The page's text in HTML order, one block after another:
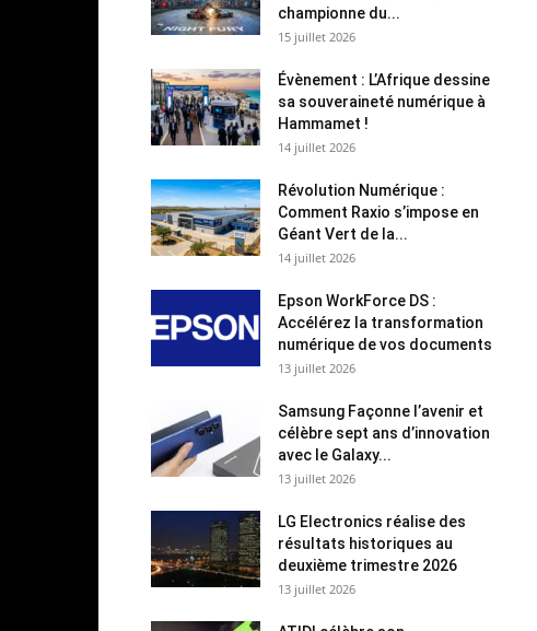
championne du...
15 juillet 2026
Évènement : L’Afrique dessine
sa souveraineté numérique à
Hammamet !
14 juillet 2026
Révolution Numérique :
Comment Raxio s’impose en
Géant Vert de la...
14 juillet 2026
Epson WorkForce DS :
Accélérez la transformation
numérique de vos documents
13 juillet 2026
Samsung Façonne l’avenir et
célèbre sept ans d’innovation
avec le Galaxy...
13 juillet 2026
LG Electronics réalise des
résultats historiques au
deuxième trimestre 2026
13 juillet 2026